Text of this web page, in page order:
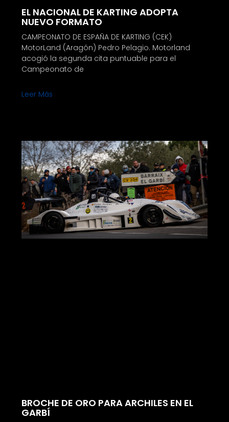
EL NACIONAL DE KARTING ADOPTA
NUEVO FORMATO
CAMPEONATO DE ESPAÑA DE KARTING (CEK)
MotorLand (Aragón) Pedro Pelagio. Motorland
acogió la segunda cita puntuable para el
Campeonato de
Leer Más
BROCHE DE ORO PARA ARCHILES EN EL
GARBÍ